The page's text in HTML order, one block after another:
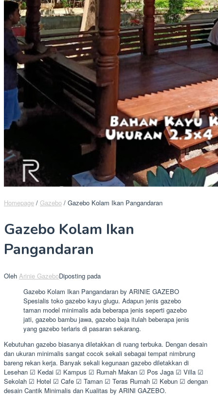
Homepage / Gazebo / Gazebo Kolam Ikan Pangandaran
Gazebo Kolam Ikan
Pangandaran
Oleh Arinie GazeboDiposting pada
Gazebo Kolam Ikan Pangandaran by ARINIE GAZEBO
Spesialis toko gazebo kayu glugu. Adapun jenis gazebo
taman model minimalis ada beberapa jenis seperti gazebo
jati, gazebo bambu jawa, gazebo baja itulah beberapa jenis
yang gazebo terlaris di pasaran sekarang.
Kebutuhan gazebo biasanya diletakkan di ruang terbuka. Dengan desain
dan ukuran minimalis sangat cocok sekali sebagai tempat nimbrung
bareng rekan kerja. Banyak sekali kegunaan gazebo diletakkan di
Lesehan ☑ Kedai ☑ Kampus ☑ Rumah Makan ☑ Pos Jaga ☑ Villa ☑
Sekolah ☑ Hotel ☑ Cafe ☑ Taman ☑ Teras Rumah ☑ Kebun ☑ dengan
desain Cantik Minimalis dan Kualitas by ARINI GAZEBO.